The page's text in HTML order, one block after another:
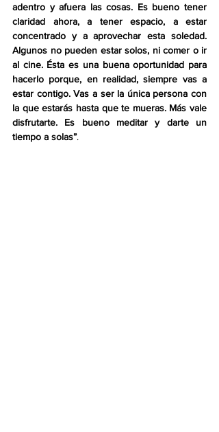
adentro y afuera las cosas. Es bueno tener
claridad ahora, a tener espacio, a estar
concentrado y a aprovechar esta soledad.
Algunos no pueden estar solos, ni comer o ir
al cine. Ésta es una buena oportunidad para
hacerlo porque, en realidad, siempre vas a
estar contigo. Vas a ser la única persona con
la que estarás hasta que te mueras. Más vale
disfrutarte. Es bueno meditar y darte un
tiempo a solas”.